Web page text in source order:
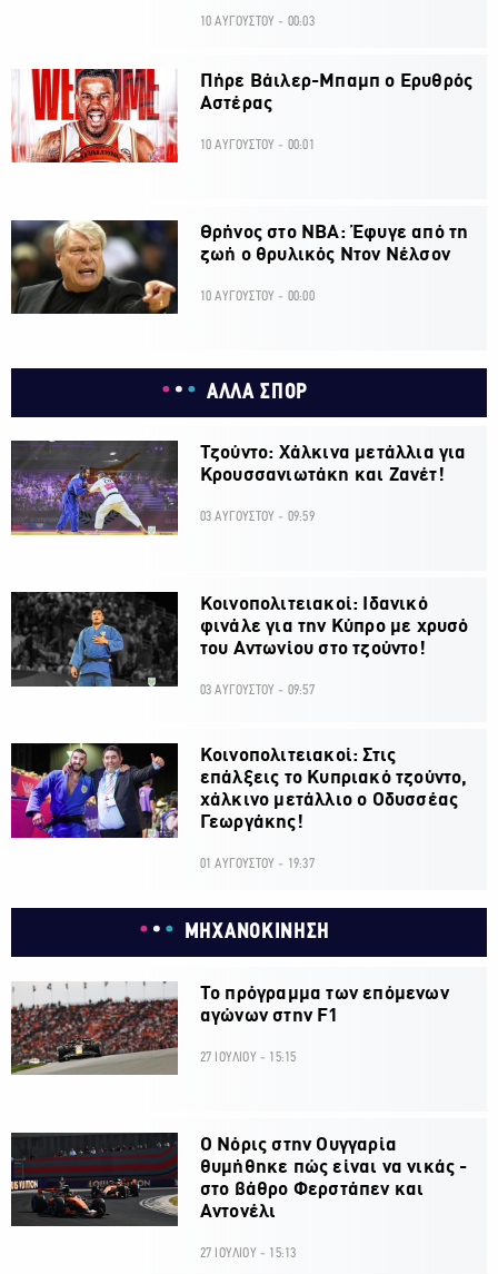
10 ΑΥΓΟΥΣΤΟΥ - 00:03
Πήρε Βάιλερ-Μπαμπ ο Ερυθρός
Αστέρας
10 ΑΥΓΟΥΣΤΟΥ - 00:01
Θρήνος στο ΝΒΑ: Έφυγε από τη
ζωή ο θρυλικός Ντον Νέλσον
10 ΑΥΓΟΥΣΤΟΥ - 00:00
ΑΛΛΑ ΣΠΟΡ
Τζούντο: Χάλκινα μετάλλια για
Κρουσσανιωτάκη και Ζανέτ!
03 ΑΥΓΟΥΣΤΟΥ - 09:59
Κοινοπολιτειακοί: Ιδανικό
φινάλε για την Κύπρο με χρυσό
του Αντωνίου στο τζούντο!
03 ΑΥΓΟΥΣΤΟΥ - 09:57
Κοινοπολιτειακοί: Στις
επάλξεις το Κυπριακό τζούντο,
χάλκινο μετάλλιο ο Οδυσσέας
Γεωργάκης!
01 ΑΥΓΟΥΣΤΟΥ - 19:37
ΜΗΧΑΝΟΚΙΝΗΣΗ
Το πρόγραμμα των επόμενων
αγώνων στην F1
27 ΙΟΥΛΙΟΥ - 15:15
O Νόρις στην Ουγγαρία
θυμήθηκε πώς είναι να νικάς -
στο βάθρο Φερστάπεν και
Αντονέλι
27 ΙΟΥΛΙΟΥ - 15:13